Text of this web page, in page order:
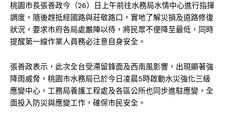
桃園市長張善政今（26）日上午前往水務局水情中心進行指揮
調度，隨後趕抵經國路與莊敬路口，實地了解災損及道路修復
狀況，要求市府各局處嚴陣以待，將民眾不便降至最低，同時
提醒第一線作業人員務必注意自身安全。
張善政表示，此次全台受滯留鋒面及西南風影響，出現顯著強
降雨威脅，桃園市水務局已於今日凌晨5時啟動水災強化三級
應變中心，工務局養護工程處及各區公所也同步進駐應變，全
面投入防災與應變工作，確保市民安全。